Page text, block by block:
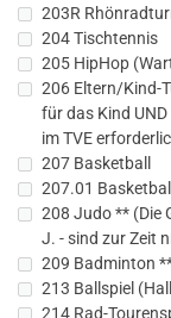
203R
204 Tischtennis
205 HipHop
206 Eltern/Kind-
für das Kind
im TVE
207 Basketball
207.01
208 Judo ** (Die
J. - sind zur Zeit
209 Badminton
213 Ballspiel
214 Rad-